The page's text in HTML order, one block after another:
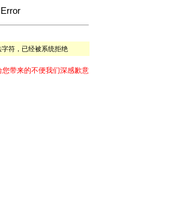
符，已经被系统拒绝
您带来的不便我们深感歉意